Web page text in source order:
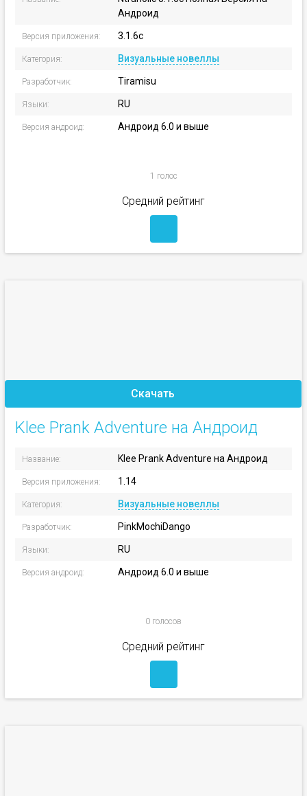
Андроид
Версия приложения: 3.1.6c
Категория: Визуальные новеллы
Разработчик: Tiramisu
Языки: RU
Версия андроид: Андроид 6.0 и выше
1 голос
Средний рейтинг
Скачать
Klee Prank Adventure на Андроид
Название: Klee Prank Adventure на Андроид
Версия приложения: 1.14
Категория: Визуальные новеллы
Разработчик: PinkMochiDango
Языки: RU
Версия андроид: Андроид 6.0 и выше
0 голосов
Средний рейтинг